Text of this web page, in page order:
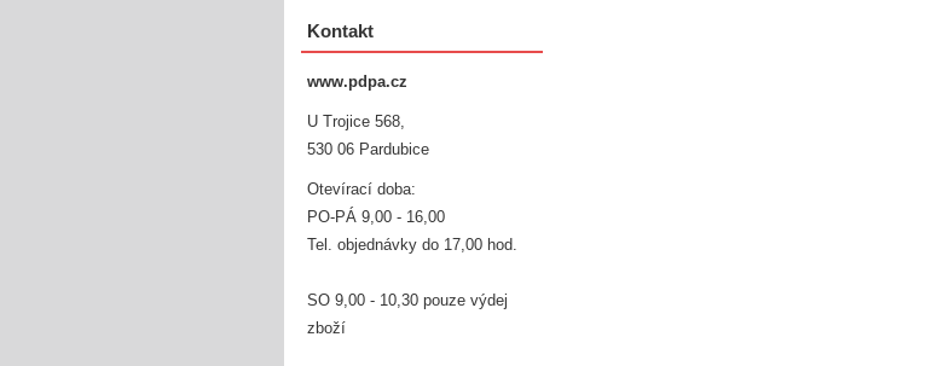
Kontakt
www.pdpa.cz
U Trojice 568,
530 06 Pardubice
Otevírací doba:
PO-PÁ 9,00 - 16,00
Tel. objednávky do 17,00 hod.
SO 9,00 - 10,30 pouze výdej
zboží